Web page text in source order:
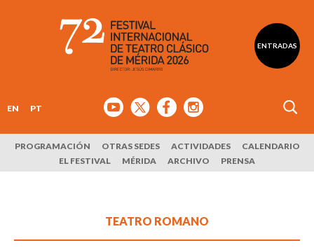
ENTRADAS
EN PT
PROGRAMACIÓN OTRAS SEDES ACTIVIDADES
CALENDARIO
EL FESTIVAL
MÉRIDA ARCHIVO PRENSA
TEATRO ROMANO